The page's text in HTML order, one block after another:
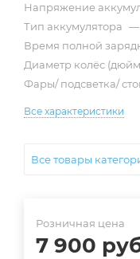
Напряжение
Тип аккумулятора —
Время полной
Диаметр колёс
Фары/ подсветка/
Все характеристики
Все товары
Розничная цена
7 900